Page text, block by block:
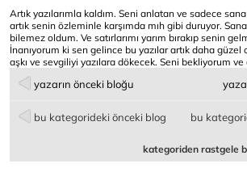
Artık yazılarımla kaldım. Seni anlatan ve sadece
artık senin özleminle karşımda mıh gibi duruyor.
bilemez oldum. Ve satırlarımı yarım bırakıp senin
İnanıyorum ki sen gelince bu yazılar artık daha
aşkı ve sevgiliyi yazılara dökecek. Seni bekliyorum ve
yazarın önceki bloğu
bu kategorideki önceki blog bu
kategoriden rastgele